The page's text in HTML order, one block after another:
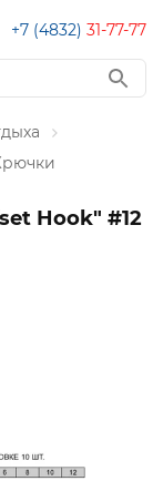
+7 (4832) 31-77-77
Hook" #12